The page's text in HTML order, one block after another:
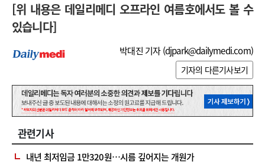
[위 내용은 데일리메디 오프라인 여름호에서도 볼 수
있습니다]
박대진 기자 (djpark@dailymedi.com)
기자의 다른기사보기
관련기사
내년 최저임금 1만320원…시름 깊어지는 개원가